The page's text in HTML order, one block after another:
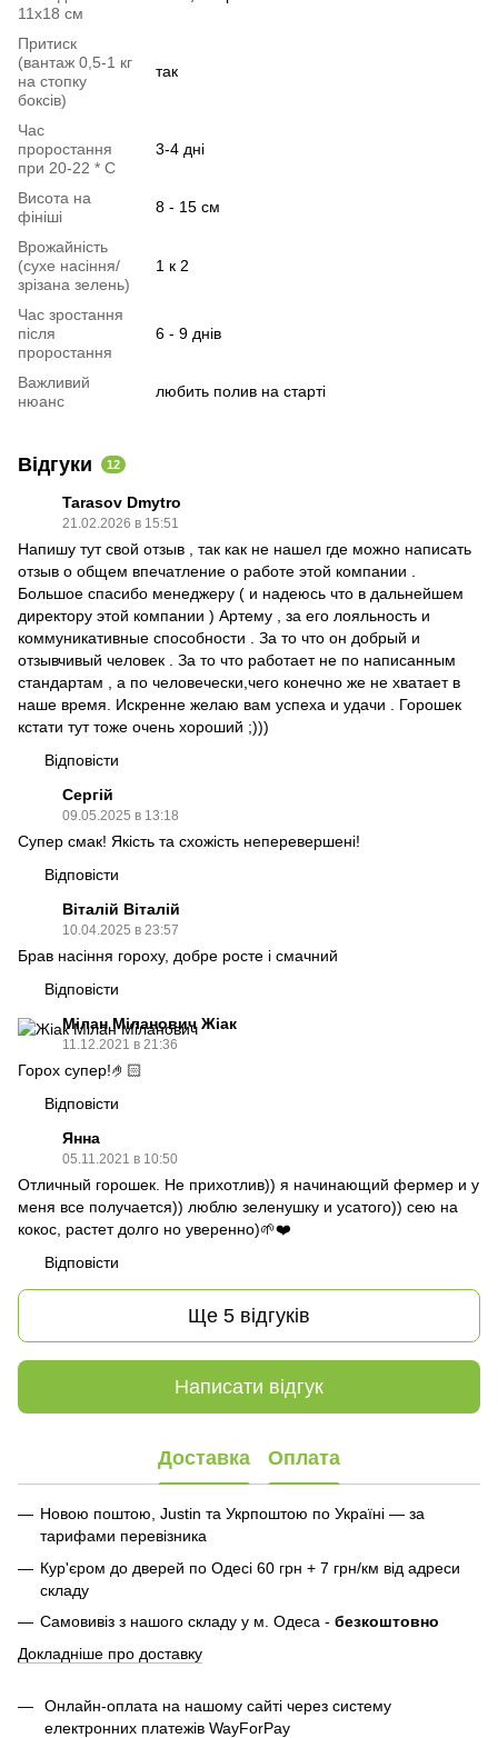
11х18 см
Притиск
(вантаж 0,5-1 кг
на стопку
боксів)
так
Час
проростання
при 20-22 * C
3-4 дні
Висота на
фініші
8 - 15 см
Врожайність
(сухе насіння/
зрізана зелень)
1 к 2
Час зростання
після
проростання
6 - 9 днів
Важливий
нюанс
любить полив на старті
Відгуки 12
Tarasov Dmytro
21.02.2026 в 15:51
Напишу тут свой отзыв , так как не нашел где можно написать
отзыв о общем впечатление о работе этой компании .
Большое спасибо менеджеру ( и надеюсь что в дальнейшем
директору этой компании ) Артему , за его лояльность и
коммуникативные способности . За то что он добрый и
отзывчивый человек . За то что работает не по написанным
стандартам , а по человечески,чего конечно же не хватает в
наше время. Искренне желаю вам успеха и удачи . Горошек
кстати тут тоже очень хороший ;)))
Відповісти
Сергій
09.05.2025 в 13:18
Супер смак! Якість та схожість неперевершені!
Відповісти
Віталій Віталій
10.04.2025 в 23:57
Брав насіння гороху, добре росте і смачний
Відповісти
Мілан Міланович Жіак
11.12.2021 в 21:36
Горох супер!🤌🏻
Відповісти
Янна
05.11.2021 в 10:50
Отличный горошек. Не прихотлив)) я начинающий фермер и у
меня все получается)) люблю зеленушку и усатого)) сею на
кокос, растет долго но уверенно)🌱❤️
Відповісти
Ще 5 відгуків
Написати відгук
Доставка Оплата
Новою поштою, Justin та Укрпоштою по Україні — за
тарифами перевізника
Кур'єром до дверей по Одесі 60 грн + 7 грн/км від адреси
складу
Самовивіз з нашого складу у м. Одеса - безкоштовно
Докладніше про доставку
Онлайн-оплата на нашому сайті через систему
електронних платежів WayForPay